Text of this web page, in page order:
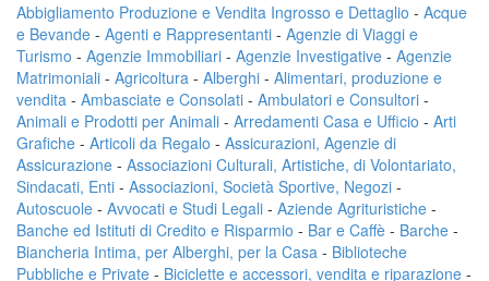
Abbigliamento Produzione e Vendita Ingrosso e Dettaglio - Acque
e Bevande - Agenti e Rappresentanti - Agenzie di Viaggi e
Turismo - Agenzie Immobiliari - Agenzie Investigative - Agenzie
Matrimoniali - Agricoltura - Alberghi - Alimentari, produzione e
vendita - Ambasciate e Consolati - Ambulatori e Consultori -
Animali e Prodotti per Animali - Arredamenti Casa e Ufficio - Arti
Grafiche - Articoli da Regalo - Assicurazioni, Agenzie di
Assicurazione - Associazioni Culturali, Artistiche, di Volontariato,
Sindacati, Enti - Associazioni, Società Sportive, Negozi -
Autoscuole - Avvocati e Studi Legali - Aziende Agrituristiche -
Banche ed Istituti di Credito e Risparmio - Bar e Caffè - Barche -
Biancheria Intima, per Alberghi, per la Casa - Biblioteche
Pubbliche e Private - Biciclette e accessori, vendita e riparazione -